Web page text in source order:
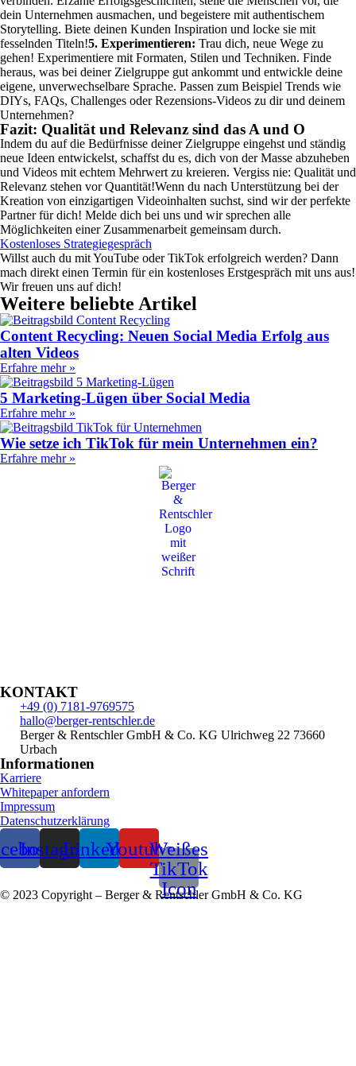
dein Unternehmen ausmachen, und begeistere mit authentischem
Storytelling. Biete deinen Kunden Inspiration und locke sie mit
fesselnden Titeln!5. Experimentieren: Trau dich, neue Wege zu
gehen! Experimentiere mit Formaten, Stilen und Techniken. Finde
heraus, was bei deiner Zielgruppe gut ankommt und entwickle deine
eigene, unverwechselbare Sprache. Passen zum Beispiel Trends wie
DIYs, FAQs, Challenges oder Rezensions-Videos zu dir und deinem
Unternehmen?
Fazit: Qualität und Relevanz sind das A und O
Indem du auf die Bedürfnisse deiner Zielgruppe eingehst und ständig
neue Ideen entwickelst, schaffst du es, dich von der Masse abzuheben
und Videos mit echtem Mehrwert zu kreieren. Vergiss nie: Qualität und
Relevanz stehen vor Quantität!Wenn du nach Unterstützung bei der
Kreation von einzigartigen Videoinhalten suchst, sind wir der perfekte
Partner für dich! Melde dich bei uns und wir sprechen alle
Möglichkeiten einer Zusammenarbeit gemeinsam durch.
Kostenloses Strategiegespräch
Willst auch du mit YouTube oder TikTok erfolgreich werden? Dann
mach direkt einen Termin für ein kostenloses Erstgespräch mit uns aus!
Wir freuen uns auf dich!
Weitere beliebte Artikel
Content Recycling: Neuen Social Media Erfolg aus
alten Videos
Erfahre mehr »
5 Marketing-Lügen über Social Media
Erfahre mehr »
Wie setze ich TikTok für mein Unternehmen ein?
Erfahre mehr »
KONTAKT
+49 (0) 7181-9769575
hallo@berger-rentschler.de
Berger & Rentschler GmbH & Co. KG Ulrichweg 22 73660
Urbach
Informationen
Karriere
Whitepaper anfordern
Impressum
Datenschutzerklärung
InstagramLinkedinYoutubeWeißes
TikTok
Icon
© 2023 Copyright – Berger & Rentschler GmbH & Co. KG